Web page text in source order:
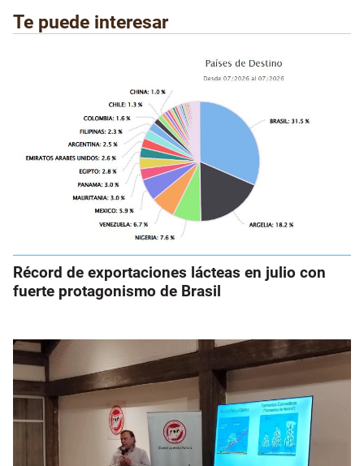
Te puede interesar
Récord de exportaciones lácteas en julio con
fuerte protagonismo de Brasil